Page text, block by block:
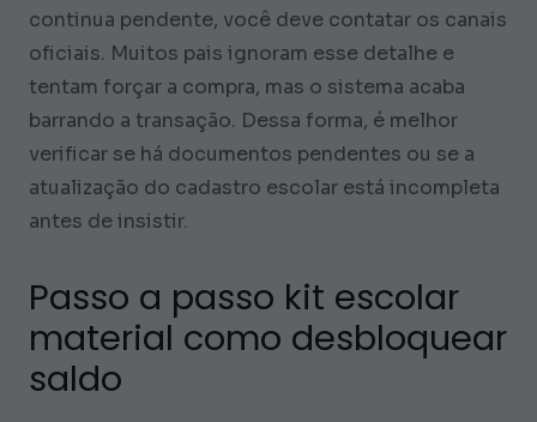
continua pendente, você deve contatar os canais
oficiais. Muitos pais ignoram esse detalhe e
tentam forçar a compra, mas o sistema acaba
barrando a transação. Dessa forma, é melhor
verificar se há documentos pendentes ou se a
atualização do cadastro escolar está incompleta
antes de insistir.
Passo a passo kit escolar
material como desbloquear
saldo